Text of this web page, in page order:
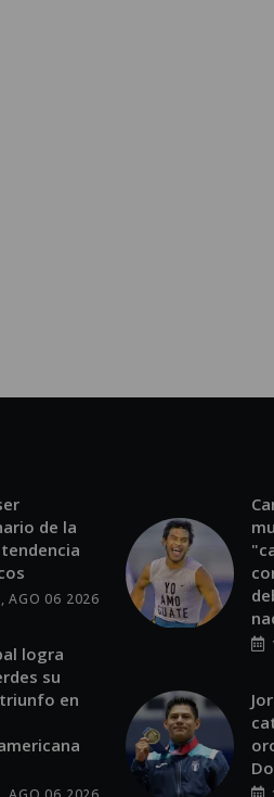
de la
AGO 06 2026
logra
su
en